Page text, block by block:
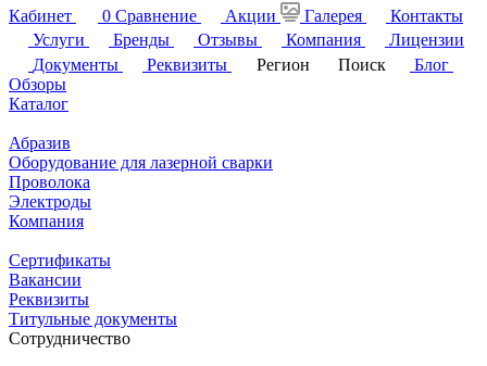
Кабинет
0 Сравнение Акции Галерея
Контакты
Услуги
Бренды Отзывы Компания
Лицензии
Документы
Реквизиты Регион Поиск
Блог
Обзоры
Каталог
Абразив
Оборудование для лазерной сварки
Проволока
Электроды
Компания
Сертификаты
Вакансии
Реквизиты
Титульные документы
Сотрудничество